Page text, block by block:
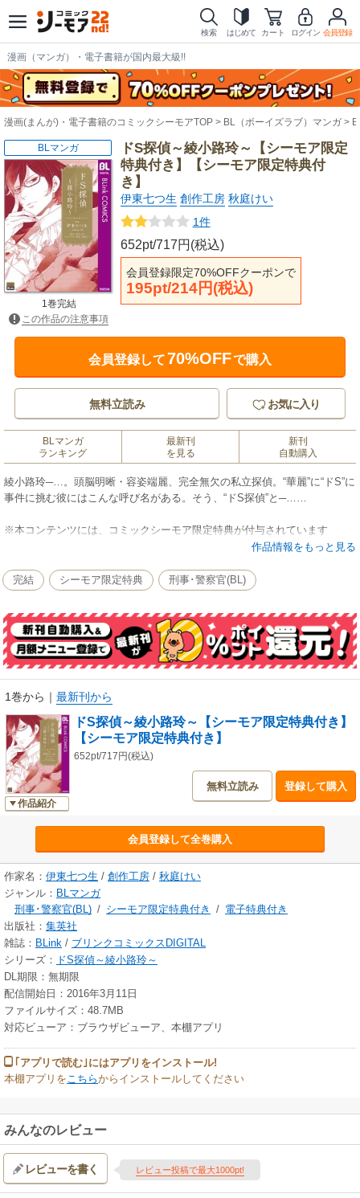
検索 はじめて カート ログイン 会員登録
漫画（マンガ）・電子書籍が国内最大級!!
漫画(まんが)・電子書籍のコミックシーモアTOP BL（ボーイズラブ）マンガ
ドS探偵～綾小路玲～【シーモア限定
特典付き】【シーモア限定特典付
き】
伊東七つ生 創作工房 秋庭けい
1件
652pt/717円(税込)
会員登録限定70%OFFクーポンで
195pt/214円(税込)
BLマンガ
1巻完結
この作品の注意事項
会員登録して70%OFFで購入
無料立読み お気に入り
BLマンガ
ランキング
最新刊
を見る
新刊
自動購入
綾小路玲─…。頭脳明晰・容姿端麗、完全無欠の私立探偵。“華麗”に“ドS”に
事件に挑む彼にはこんな呼び名がある。そう、“ドS探偵”と─……
※本コンテンツには、コミックシーモア限定特典が付与されています
作品情報をもっと見る
完結 シーモア限定特典 刑事･警察官(BL)
1巻から ｜ 最新刊から
作品紹介
ドS探偵～綾小路玲～【シーモア限定特典付き】
【シーモア限定特典付き】
652pt/717円(税込)
無料立読み 登録して購入
会員登録して全巻購入
作家名： 伊東七つ生 / 創作工房 / 秋庭けい
ジャンル： BLマンガ
刑事･警察官(BL) / シーモア限定特典付き / 電子特典付き
出版社： 集英社
雑誌： BLink / ブリンクコミックスDIGITAL
シリーズ： ドS探偵～綾小路玲～
DL期限：無期限
配信開始日：2016年3月11日
ファイルサイズ：48.7MB
対応ビューア：ブラウザビューア、本棚アプリ
｢アプリで読む｣にはアプリをインストール!
本棚アプリを こちらからインストールしてください
みんなのレビュー
レビューを書く レビュー投稿で最大1000pt!